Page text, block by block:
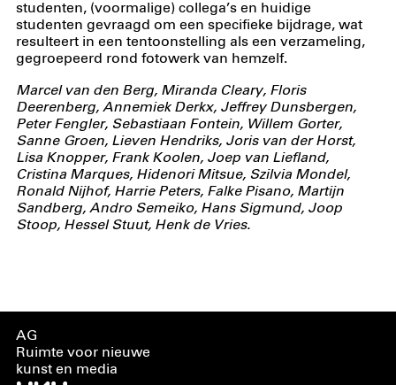
studenten, (voormalige) collega’s en huidige
studenten gevraagd om een specifieke bijdrage, wat
resulteert in een tentoonstelling als een verzameling,
gegroepeerd rond fotowerk van hemzelf.
Marcel van den Berg, Miranda Cleary, Floris
Deerenberg, Annemiek Derkx, Jeffrey Dunsbergen,
Peter Fengler, Sebastiaan Fontein, Willem Gorter,
Sanne Groen, Lieven Hendriks, Joris van der Horst,
Lisa Knopper, Frank Koolen, Joep van Liefland,
Cristina Marques, Hidenori Mitsue, Szilvia Mondel,
Ronald Nijhof, Harrie Peters, Falke Pisano, Martijn
Sandberg, Andro Semeiko, Hans Sigmund, Joop
Stoop, Hessel Stuut, Henk de Vries.
AG
Ruimte voor nieuwe
kunst en media